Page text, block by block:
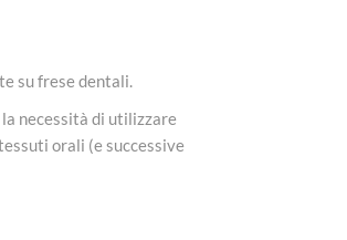
su frese dentali.
necessità di utilizzare
orali (e successive